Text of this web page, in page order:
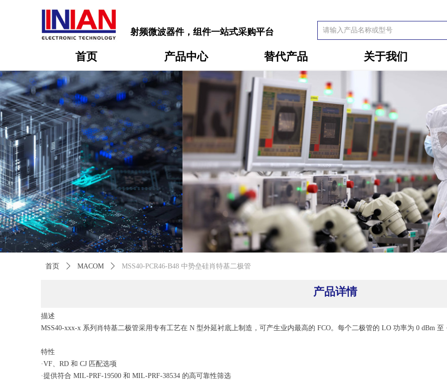
首页 产品中心 替代产品 关于我们
射频微波器件，组件一站式采购平台
首页 ꄲ MACOM ꄲ MSS40-PCR46-B48 中势垒硅肖特基二极管
描述
MSS40-xxx-x 系列肖特基二极管采用专有工艺在 N 型外延衬底上制造，可产生业内最高的 FCO。每个二极管的 LO 功率为 0 dBm
特性
·VF、RD 和 CJ 匹配选项
·提供符合 MIL-PRF-19500 和 MIL-PRF-38534 的高可靠性筛选
产品详情